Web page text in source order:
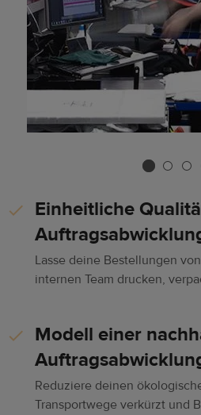
Einheitliche
Lasse deine Bestellungen
internen Team drucken,
Modell einer
Reduziere deinen
Transportwege verkürzt und